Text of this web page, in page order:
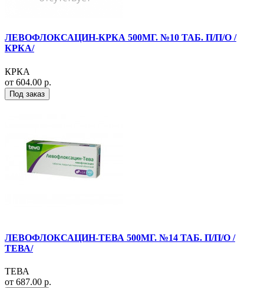
ЛЕВОФЛОКСАЦИН-КРКА 500МГ. №10 ТАБ. П/П/О /
КРКА/
КРКА
от 604.00 р.
Под заказ
ЛЕВОФЛОКСАЦИН-ТЕВА 500МГ. №14 ТАБ. П/П/О /
ТЕВА/
ТЕВА
от 687.00 р.